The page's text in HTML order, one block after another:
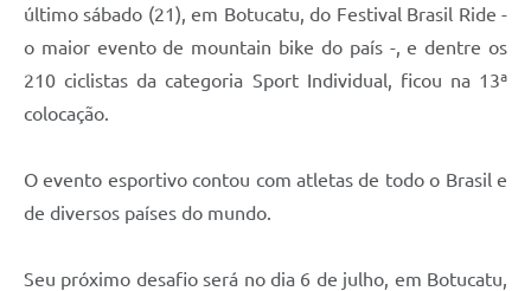
último sábado (21), em Botucatu, do Festival Brasil Ride -
o maior evento de mountain bike do país -, e dentre os
210 ciclistas da categoria Sport Individual, ficou na 13ª
colocação.
O evento esportivo contou com atletas de todo o Brasil e
de diversos países do mundo.
Seu próximo desafio será no dia 6 de julho, em Botucatu,